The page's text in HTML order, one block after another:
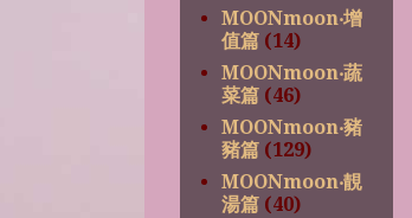
MOONmoon‧增
值篇 (14)
MOONmoon‧蔬
菜篇 (46)
MOONmoon‧豬
豬篇 (129)
MOONmoon‧靚
湯篇 (40)